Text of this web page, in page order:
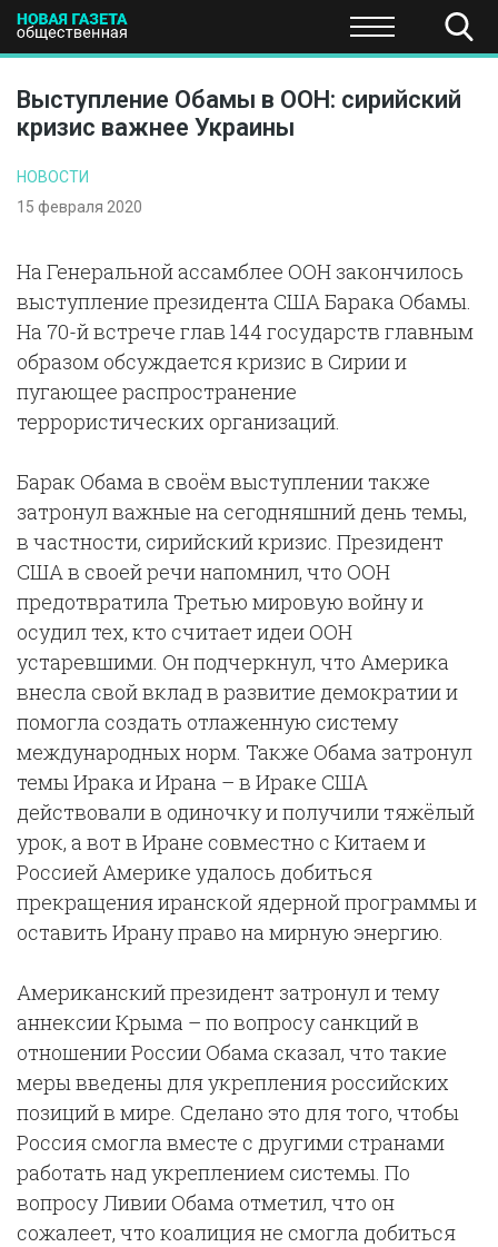
ПОЛИТИКА ЭКОНОМИКА НАУКА И
Выступление Обамы в ООН: сирийский
кризис важнее Украины
НОВОСТИ
15 февраля 2020
На Генеральной ассамблее ООН закончилось
выступление президента США Барака Обамы.
На 70-й встрече глав 144 государств главным
образом обсуждается кризис в Сирии и
пугающее распространение
террористических организаций.
Барак Обама в своём выступлении также
затронул важные на сегодняшний день темы,
в частности, сирийский кризис. Президент
США в своей речи напомнил, что ООН
предотвратила Третью мировую войну и
осудил тех, кто считает идеи ООН
устаревшими. Он подчеркнул, что Америка
внесла свой вклад в развитие демократии и
помогла создать отлаженную систему
международных норм. Также Обама затронул
темы Ирака и Ирана – в Ираке США
действовали в одиночку и получили тяжёлый
урок, а вот в Иране совместно с Китаем и
Россией Америке удалось добиться
прекращения иранской ядерной программы и
оставить Ирану право на мирную энергию.
Американский президент затронул и тему
аннексии Крыма – по вопросу санкций в
отношении России Обама сказал, что такие
меры введены для укрепления российских
позиций в мире. Сделано это для того, чтобы
Россия смогла вместе с другими странами
работать над укреплением системы. По
вопросу Ливии Обама отметил, что он
сожалеет, что коалиция не смогла добиться